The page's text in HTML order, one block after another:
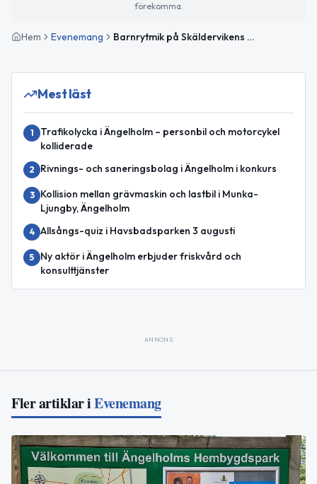
förekomma.
Hem Evenemang Barnrytmik på Skäldervikens bibliotek
Mest läst
1
Trafikolycka i Ängelholm – personbil och motorcykel
kolliderade
2 Rivnings- och saneringsbolag i Ängelholm i konkurs
3
Kollision mellan grävmaskin och lastbil i Munka-
Ljungby, Ängelholm
4 Allsångs-quiz i Havsbadsparken 3 augusti
5
Ny aktör i Ängelholm erbjuder friskvård och
konsulttjänster
ANNONS
Fler artiklar iEvenemang